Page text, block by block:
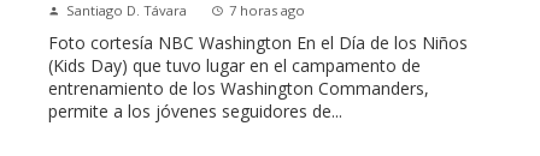
Santiago D. Távara 7 horas ago
Foto cortesía NBC Washington En el Día de los Niños
(Kids Day) que tuvo lugar en el campamento de
entrenamiento de los Washington Commanders,
permite a los jóvenes seguidores de...